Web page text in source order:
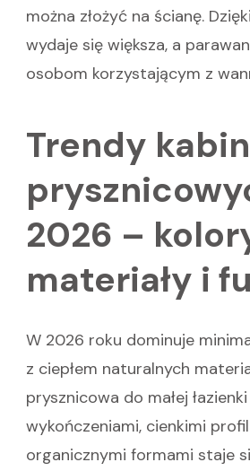
można złożyć na ścianę.
wydaje się większa, a
osobom korzystającym z
Trendy kabin
2026 –
materiały i
W 2026 roku dominuje
z ciepłem naturalnych
prysznicowa do małej
wykończeniami, cienkimi
organicznymi formami staje